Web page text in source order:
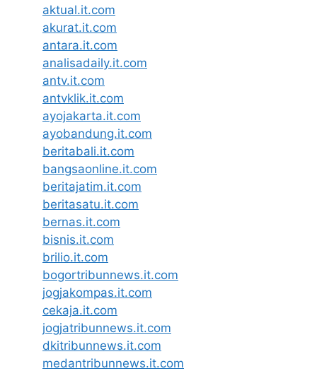
aktual.it.com
akurat.it.com
antara.it.com
analisadaily.it.com
antv.it.com
antvklik.it.com
ayojakarta.it.com
ayobandung.it.com
beritabali.it.com
bangsaonline.it.com
beritajatim.it.com
beritasatu.it.com
bernas.it.com
bisnis.it.com
brilio.it.com
bogortribunnews.it.com
jogjakompas.it.com
cekaja.it.com
jogjatribunnews.it.com
dkitribunnews.it.com
medantribunnews.it.com